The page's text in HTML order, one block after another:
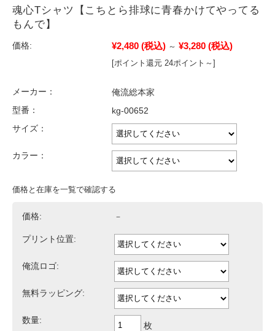
魂心Tシャツ【こちとら排球に青春かけてやってる
もんで】
価格: ¥2,480 (税込) ～ ¥3,280 (税込)
[ポイント還元 24ポイント～]
メーカー：
俺流総本家
型番：
kg-00652
サイズ：
カラー：
価格と在庫を一覧で確認する
価格: －
プリント位置:
俺流ロゴ:
無料ラッピング:
数量:
枚